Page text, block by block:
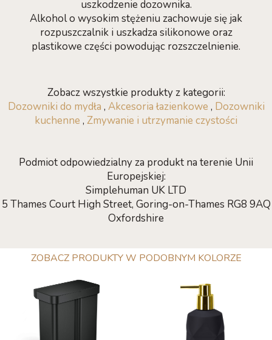
uszkodzenie dozownika.
Alkohol o wysokim stężeniu zachowuje się jak
rozpuszczalnik i uszkadza silikonowe oraz
plastikowe części powodując rozszczelnienie.
Zobacz wszystkie produkty z kategorii:
Dozowniki do mydła , Akcesoria łazienkowe , Dozowniki
kuchenne , Zmywanie i utrzymanie czystości
Podmiot odpowiedzialny za produkt na terenie Unii
Europejskiej:
Simplehuman UK LTD
5 Thames Court High Street, Goring-on-Thames RG8 9AQ
Oxfordshire
ZOBACZ PRODUKTY W PODOBNYM KOLORZE